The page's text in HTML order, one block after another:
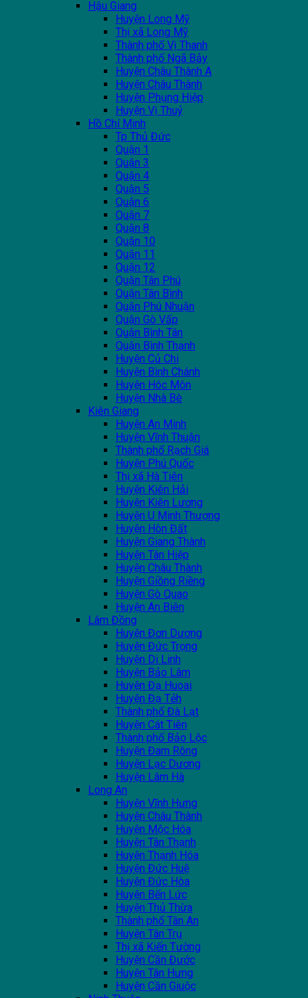
Hậu Giang
Huyện Long Mỹ
Thị xã Long Mỹ
Thành phố Vị Thanh
Thành phố Ngã Bảy
Huyện Châu Thành A
Huyện Châu Thành
Huyện Phụng Hiệp
Huyện Vị Thuỷ
Hồ Chí Minh
Tp Thủ Đức
Quận 1
Quận 3
Quận 4
Quận 5
Quận 6
Quận 7
Quận 8
Quận 10
Quận 11
Quận 12
Quận Tân Phú
Quận Tân Bình
Quận Phú Nhuận
Quận Gò Vấp
Quận Bình Tân
Quận Bình Thạnh
Huyện Củ Chi
Huyện Bình Chánh
Huyện Hóc Môn
Huyện Nhà Bè
Kiên Giang
Huyện An Minh
Huyện Vĩnh Thuận
Thành phổ Rạch Giá
Huyện Phú Quốc
Thị xã Hà Tiên
Huyện Kiên Hải
Huyện Kiên Lương
Huyện U Minh Thượng
Huyện Hòn Đất
Huyện Giang Thành
Huyện Tân Hiệp
Huyện Châu Thành
Huyện Giồng Riềng
Huyện Gò Quao
Huyện An Biên
Lâm Đồng
Huyện Đơn Dương
Huyện Đức Trọng
Huyện Di Linh
Huyện Bảo Lâm
Huyện Đạ Huoai
Huyện Đạ Tẻh
Thành phố Đà Lạt
Huyện Cát Tiên
Thành phố Bảo Lộc
Huyện Đam Rông
Huyện Lạc Dương
Huyện Lâm Hà
Long An
Huyện Vĩnh Hưng
Huyện Châu Thành
Huyện Mộc Hóa
Huyện Tân Thạnh
Huyện Thạnh Hóa
Huyện Đức Huệ
Huyện Đức Hòa
Huyện Bến Lức
Huyện Thủ Thừa
Thành phố Tân An
Huyện Tân Trụ
Thị xã Kiến Tường
Huyện Cần Đước
Huyện Tân Hưng
Huyện Cần Giuộc